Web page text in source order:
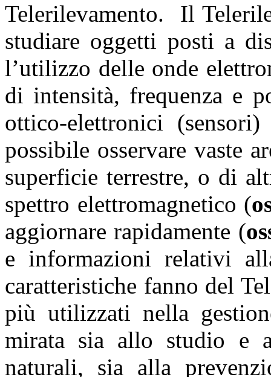
Telerilevamento. Il
studiare oggetti posti a
l’utilizzo delle onde
di intensità, frequenza e
ottico-elettronici
possibile osservare vaste
superficie terrestre, o di
spettro elettromagnetico (
aggiornare rapidamente (
e informazioni relativi
caratteristiche fanno del
più utilizzati nella
mirata sia allo studio e
naturali, sia alla